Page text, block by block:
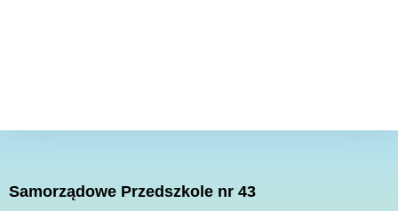
Samorządowe Przedszkole nr 43